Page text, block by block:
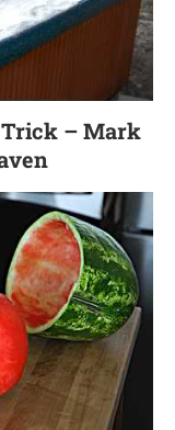
Trick – Mark